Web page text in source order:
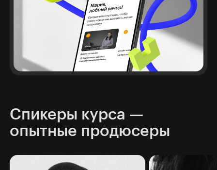
Спикеры курса —
опытные продюсеры